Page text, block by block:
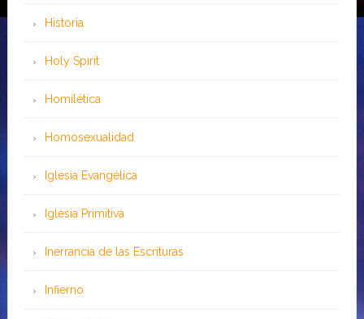
Historia
Holy Spirit
Homilética
Homosexualidad
Iglesia Evangélica
Iglesia Primitiva
Inerrancia de las Escrituras
Infierno